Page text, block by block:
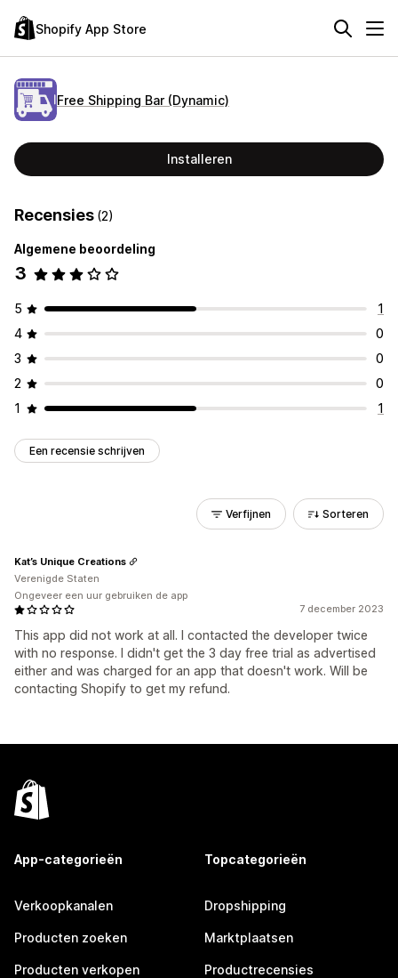
Shopify App Store
Free Shipping Bar (Dynamic)
Installeren
Recensies (2)
Algemene beoordeling
3
5
1
4
0
3
0
2
0
1
1
Een recensie schrijven
Verfijnen Sorteren
7 december 2023
This app did not work at all. I contacted the developer twice
with no response. I didn't get the 3 day free trial as advertised
either and was charged for an app that doesn't work. Will be
contacting Shopify to get my refund.
Kat’s Unique Creations
Verenigde Staten
Ongeveer een uur gebruiken de app
App-categorieën
Verkoopkanalen
Producten zoeken
Producten verkopen
Topcategorieën
Dropshipping
Marktplaatsen
Productrecensies